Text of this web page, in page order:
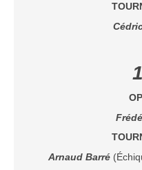
Arnaud Barré